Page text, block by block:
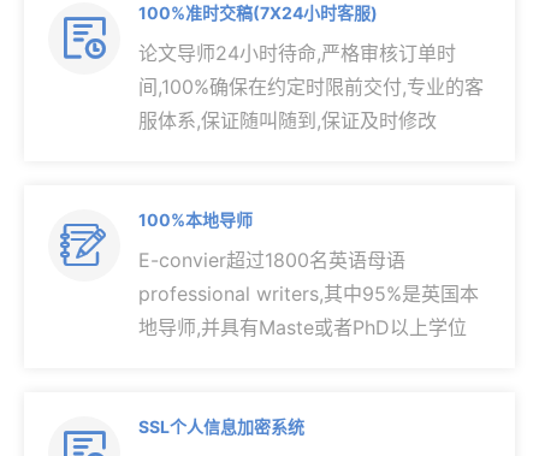

100%准时交稿(7X24小时客服)
论文导师24小时待命,严格审核订单时
间,100%确保在约定时限前交付,专业的客
服体系,保证随叫随到,保证及时修改

100%本地导师
E-convier超过1800名英语母语
professional writers,其中95%是英国本
地导师,并具有Maste或者PhD以上学位
SSL个人信息加密系统